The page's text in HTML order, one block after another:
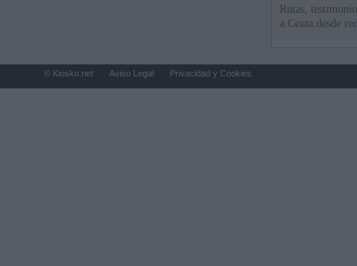
Rutas,
a Ceuta desde
© Kiosko.net Aviso Legal Privacidad y Cookies